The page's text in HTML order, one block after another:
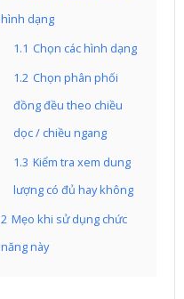
hình dạng
1.1 Chọn các hình dạng
1.2 Chọn phân phối
đồng đều theo chiều
dọc / chiều ngang
1.3 Kiểm tra xem dung
lượng có đủ hay không
2 Mẹo khi sử dụng chức
năng này